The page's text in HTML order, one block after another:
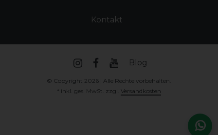
Kontakt
Blog
© Copyright 2026 | Alle Rechte vorbehalten.
* inkl. ges. MwSt. zzgl. Versandkosten